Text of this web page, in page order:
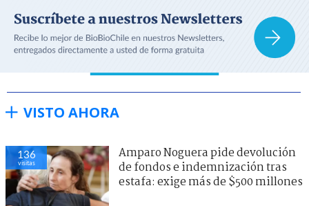
VISTO AHORA
136
visitas
Amparo Noguera pide devolución
de fondos e indemnización tras
estafa: exige más de $500 millones